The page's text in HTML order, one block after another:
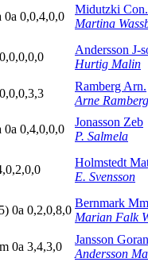
0a 0,0,4,0,0
Midutzki Con.
Martina
0,0,0,0,0
Andersson J-
Hurtig Malin
0,0,0,3,3
Ramberg Arn.
Arne Ramberg
0a 0,4,0,0,0
Jonasson Zeb
P. Salmela
Holmstedt
E. Svensson
0a 0,2,0,8,0
Bernmark
Marian Falk
m 0a 3,4,3,0
Jansson Goran
Andersson